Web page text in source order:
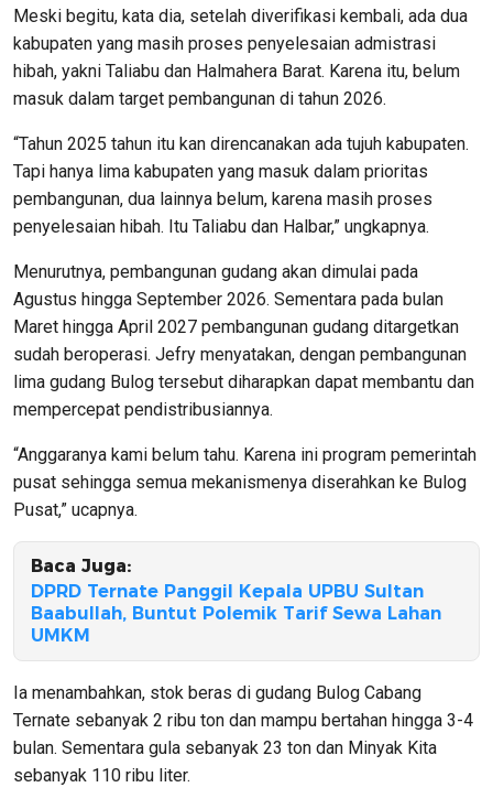
Meski begitu, kata dia, setelah diverifikasi kembali, ada dua
kabupaten yang masih proses penyelesaian admistrasi
hibah, yakni Taliabu dan Halmahera Barat. Karena itu, belum
masuk dalam target pembangunan di tahun 2026.
“Tahun 2025 tahun itu kan direncanakan ada tujuh kabupaten.
Tapi hanya lima kabupaten yang masuk dalam prioritas
pembangunan, dua lainnya belum, karena masih proses
penyelesaian hibah. Itu Taliabu dan Halbar,” ungkapnya.
Menurutnya, pembangunan gudang akan dimulai pada
Agustus hingga September 2026. Sementara pada bulan
Maret hingga April 2027 pembangunan gudang ditargetkan
sudah beroperasi. Jefry menyatakan, dengan pembangunan
lima gudang Bulog tersebut diharapkan dapat membantu dan
mempercepat pendistribusiannya.
“Anggaranya kami belum tahu. Karena ini program pemerintah
pusat sehingga semua mekanismenya diserahkan ke Bulog
Pusat,” ucapnya.
Baca Juga:
DPRD Ternate Panggil Kepala UPBU Sultan
Baabullah, Buntut Polemik Tarif Sewa Lahan
UMKM
Ia menambahkan, stok beras di gudang Bulog Cabang
Ternate sebanyak 2 ribu ton dan mampu bertahan hingga 3-4
bulan. Sementara gula sebanyak 23 ton dan Minyak Kita
sebanyak 110 ribu liter.